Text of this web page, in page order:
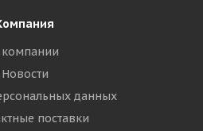
Новости
данных
поставки